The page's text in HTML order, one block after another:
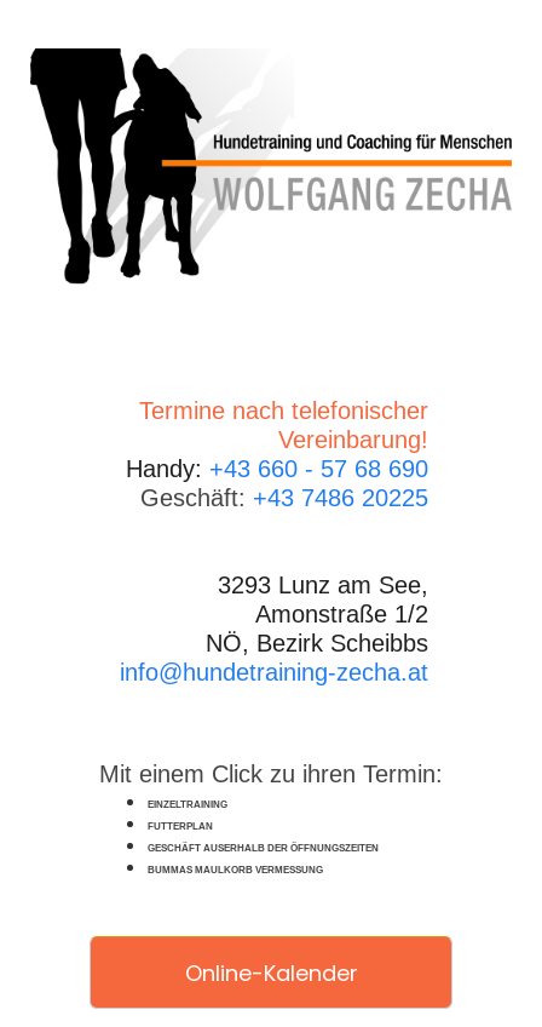
Termine nach telefonischer
Vereinbarung!
Handy: +43 660 - 57 68 690
Geschäft: +43 7486 20225
3293 Lunz am See,
Amonstraße 1/2
NÖ, Bezirk Scheibbs
info@hundetraining-zecha.at
Mit einem Click zu ihren Termin:
EINZELTRAINING
FUTTERPLAN
GESCHÄFT AUSERHALB DER ÖFFNUNGSZEITEN
BUMMAS MAULKORB VERMESSUNG
Online-Kalender